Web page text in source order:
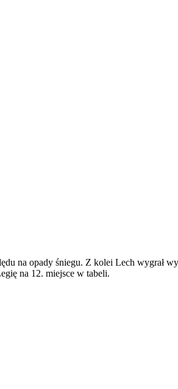
na opady śniegu. Z kolei Lech wygrał
na 12. miejsce w tabeli.